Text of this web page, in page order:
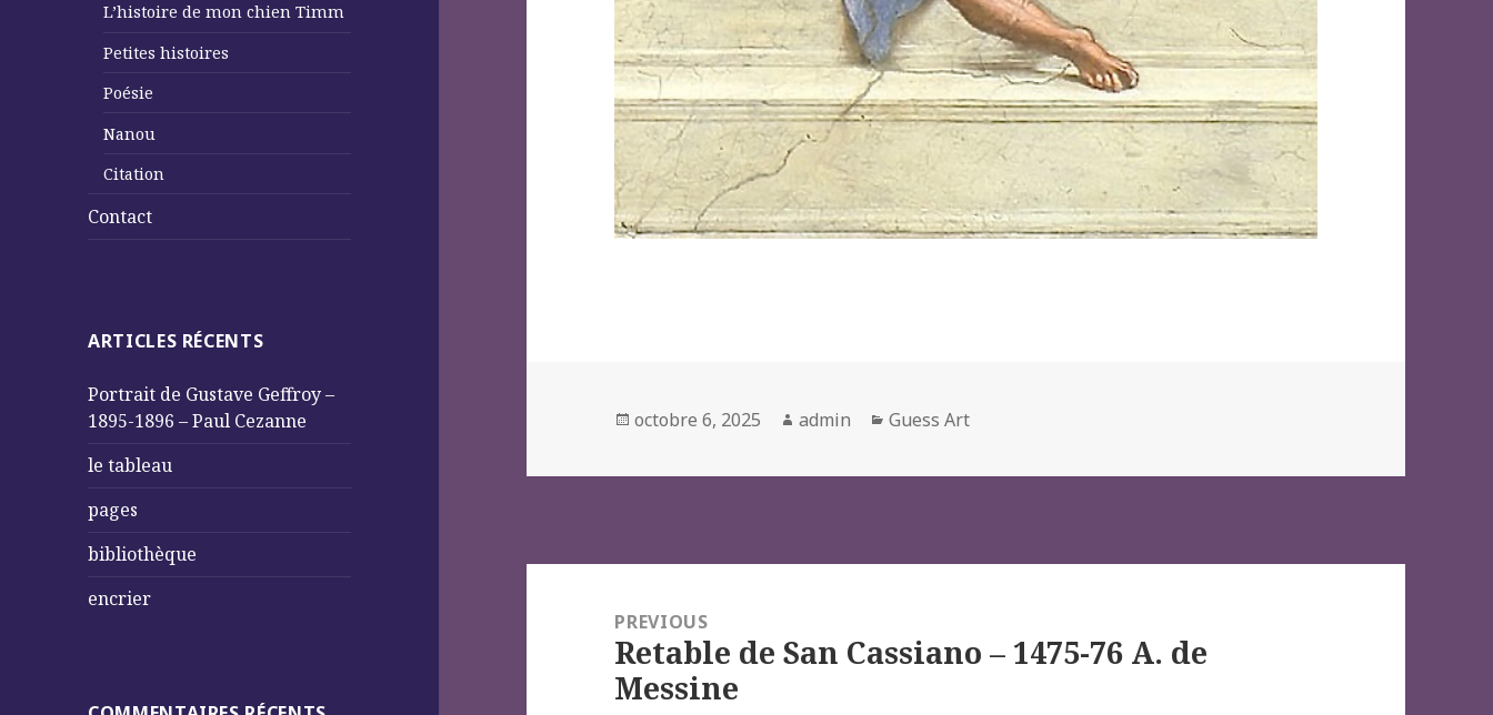
L’histoire de mon chien Timm
Petites histoires
Poésie
Nanou
Citation
Contact
ARTICLES RÉCENTS
Portrait de Gustave Geffroy –
1895-1896 – Paul Cezanne
le tableau
pages
bibliothèque
encrier
Posted
octobre 6, 2025 Author
admin Categories
Guess Art
l’article
PREVIOUS
Previous
post:
Retable de San Cassiano – 1475-76 A. de
Messine